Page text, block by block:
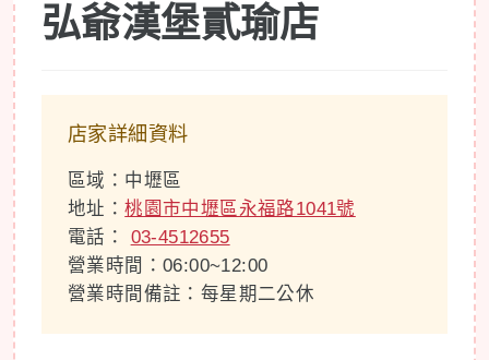
弘爺漢堡貳瑜店
店家詳細資料
區域：中壢區
地址：桃園市中壢區永福路1041號
電話： 03-4512655
營業時間：06:00~12:00
營業時間備註：每星期二公休